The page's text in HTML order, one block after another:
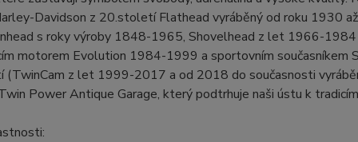
Davidson z 20.století Flathead vyráběný od roku 1930
s roky výroby 1848-1965, Shovelhead z let 1966-1984
motorem Evolution 1984-1999 a sportovním současníkem
z let 1999-2017 a od 2018 do současnosti
Power Antique Garage, který podtrhuje naši ústu k